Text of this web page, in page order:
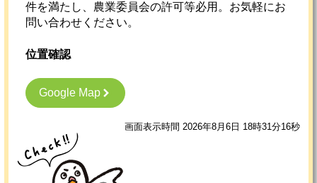
件を満たし、農業委員会の許可等必用。お気軽にお
問い合わせください。
位置確認
Google Map
画面表示時間 2026年8月6日 18時31分16秒